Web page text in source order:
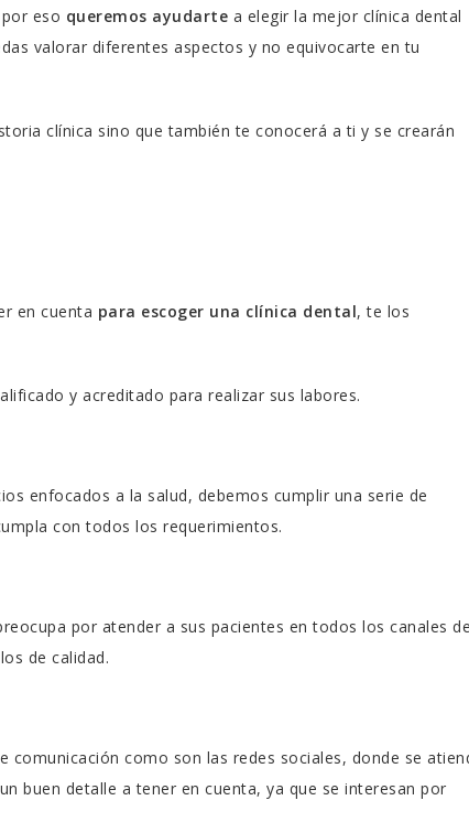
eso queremos ayudarte a elegir la mejor clínica dental
valorar diferentes aspectos y no equivocarte en tu
clínica sino que también te conocerá a ti y se crearán
en cuenta para escoger una clínica dental, te los
y acreditado para realizar sus labores.
enfocados a la salud, debemos cumplir una serie de
con todos los requerimientos.
por atender a sus pacientes en todos los canales de
de calidad.
comunicación como son las redes sociales, donde se
buen detalle a tener en cuenta, ya que se interesan por